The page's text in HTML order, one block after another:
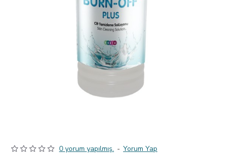
0 yorum yapılmış. - Yorum Yap